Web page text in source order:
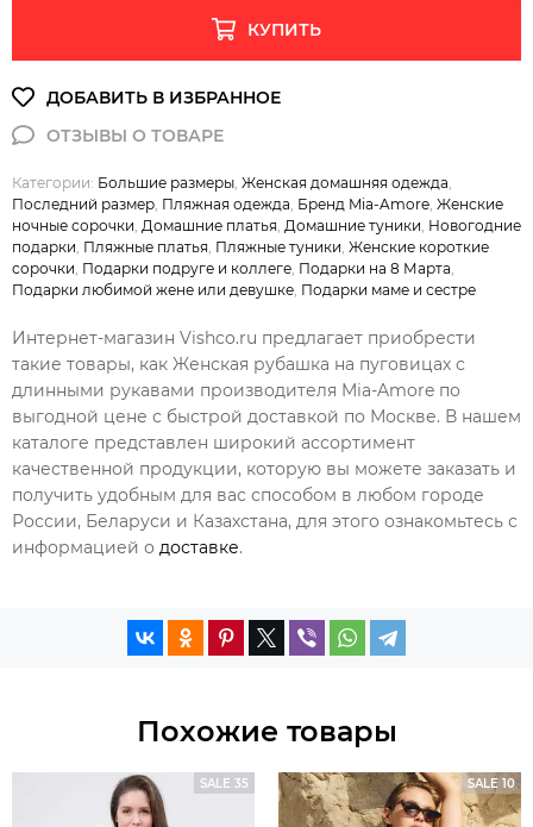
КУПИТЬ
Категории: Большие размеры Женская домашняя одежда
Последний размер Пляжная одежда Бренд Mia-Amore Женские
ночные сорочки Домашние платья Домашние туники Новогодние
подарки Пляжные платья Пляжные туники Женские короткие
сорочки Подарки подруге и коллеге Подарки на 8 Марта
Подарки любимой жене или девушке Подарки маме и сестре
Интернет-магазин Vishco.ru предлагает приобрести
такие товары, как Женская рубашка на пуговицах с
длинными рукавами производителя Mia-Amore по
выгодной цене с быстрой доставкой по Москве. В нашем
каталоге представлен широкий ассортимент
качественной продукции, которую вы можете заказать и
получить удобным для вас способом в любом городе
России, Беларуси и Казахстана, для этого ознакомьтесь с
информацией о доставке.
Похожие товары
SALE 35 SALE 10